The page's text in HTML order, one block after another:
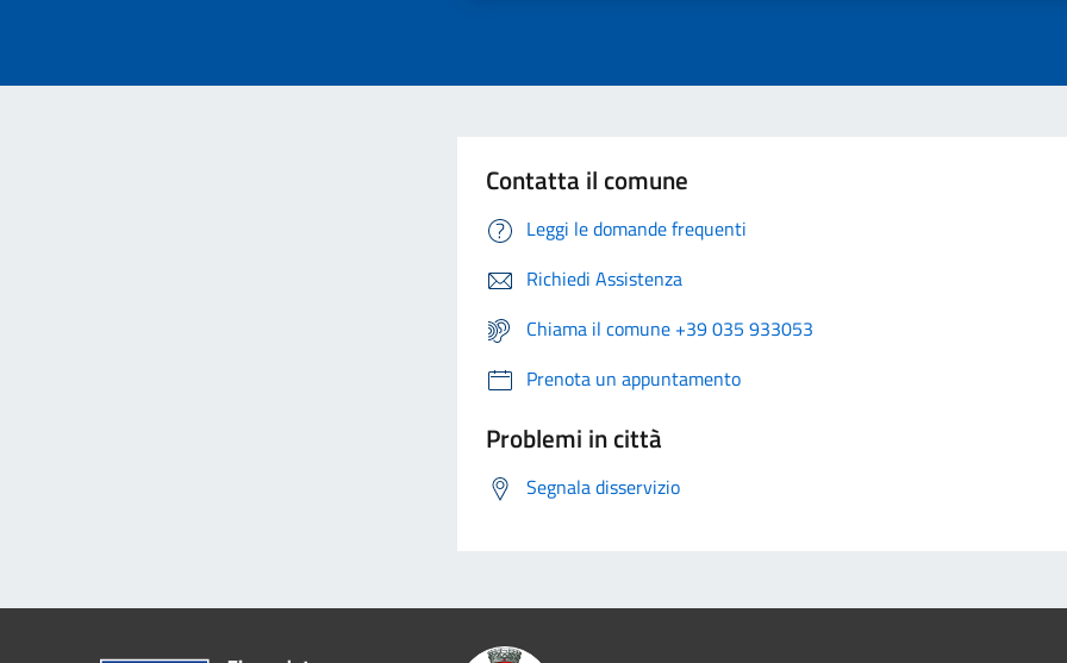
Contatta il comune
Leggi le domande frequenti
Richiedi Assistenza
Chiama il comune +39 035 933053
Prenota un appuntamento
Problemi in città
Segnala disservizio